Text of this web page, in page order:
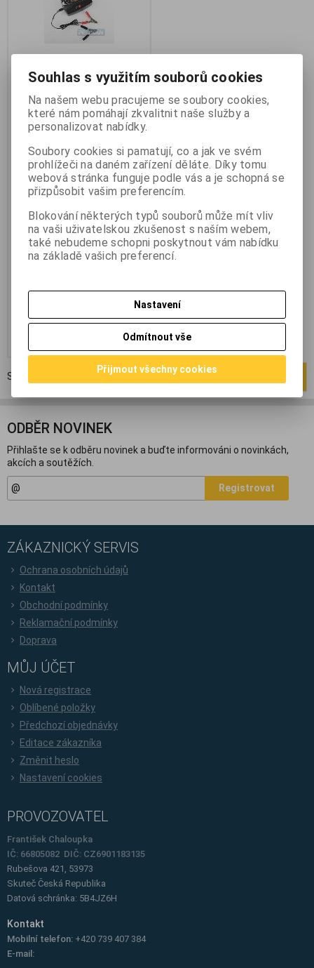
Pelikán 2RC3312 nabíječ na 2
články Li-Pol
Výrobce:Pelikán
Záruka (měsíců):24
Termín dodání (dny):skladem
Skladem:1 ks
Hmotnost:0,15 kg
Pelikán 2RC3312 nabíječ na 2
články Li-Pol. Nabíječ 2čl. LiPol
[2RC3312] Napájení z 12V baterie.
Nabíjí přímo přes balanční
267,80 Kč
(Vaše cena
bez DPH:)
Přidat do košíku
Strana Celkem 1záznamů
ODBĚR NOVINEK
Přihlašte se k odběru novinek a buďte informováni o novinkách,
akcích a soutěžích.
Registrovat
ZÁKAZNICKÝ SERVIS
Ochrana osobních údajů
Kontakt
Obchodní podmínky
Reklamační podmínky
Doprava
MŮJ ÚČET
Nová registrace
Oblíbené položky
Předchozí objednávky
Editace zákazníka
Změnit heslo
Nastavení cookies
PROVOZOVATEL
František Chaloupka
IČ: 66805082 DIČ: CZ6901183135
Rubešova 421, 53973
Skuteč Česká Republika
Datová schránka: 5B4JZ6H
Kontakt
Mobilní telefon: +420 739 407 384
E-mail:
Souhlas s využitím souborů cookies
Na našem webu pracujeme se soubory cookies,
které nám pomáhají zkvalitnit naše služby a
personalizovat nabídky.
Soubory cookies si pamatují, co a jak ve svém
prohlížeči na daném zařízení děláte. Díky tomu
webová stránka funguje podle vás a je schopná se
přizpůsobit vašim preferencím.
Blokování některých typů souborů může mít vliv
na vaši uživatelskou zkušenost s naším webem,
také nebudeme schopni poskytnout vám nabídku
na základě vašich preferencí.
Nastavení
Odmítnout vše
Přijmout všechny cookies